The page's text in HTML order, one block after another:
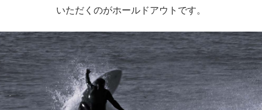
いただくのがホールドアウトです。